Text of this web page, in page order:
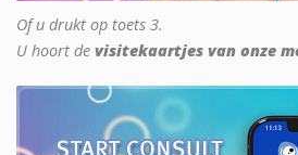
Of u drukt op toets 3.
U hoort de visitekaartjes van onze